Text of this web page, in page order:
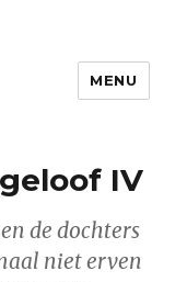
MENU
IV
de dochters
niet erven